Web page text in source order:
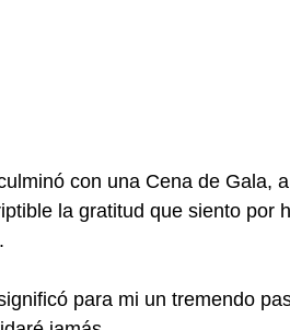
con una Cena de
la gratitud que siento
para mi un tremendo